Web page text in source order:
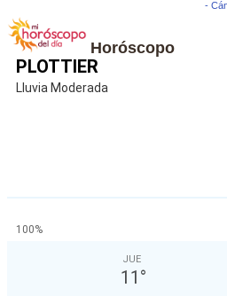
Horóscopo
PLOTTIER
Lluvia Moderada
100%
JUE
11 °